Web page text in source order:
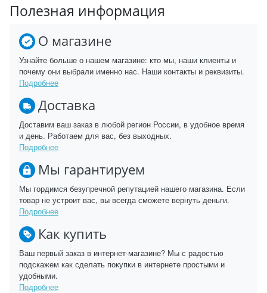
Полезная информация
О магазине
Узнайте больше о нашем магазине: кто мы, наши клиенты и
почему они выбрали именно нас. Наши контакты и реквизиты.
Подробнее
Доставка
Доставим ваш заказ в любой регион России, в удобное время
и день. Работаем для вас, без выходных.
Подробнее
Мы гарантируем
Мы гордимся безупречной репутацией нашего магазина. Если
товар не устроит вас, вы всегда сможете вернуть деньги.
Подробнее
Как купить
Ваш первый заказ в интернет-магазине? Мы с радостью
подскажем как сделать покупки в интернете простыми и
удобными.
Подробнее